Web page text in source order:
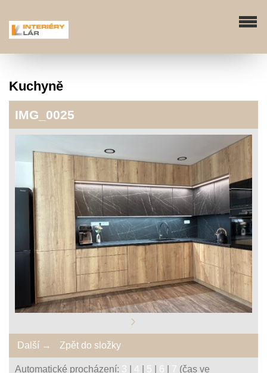
Kuchyně
IMG_0025
Další → Zpět do složky
Automatické procházení: 3 4 5 6 7 (čas ve